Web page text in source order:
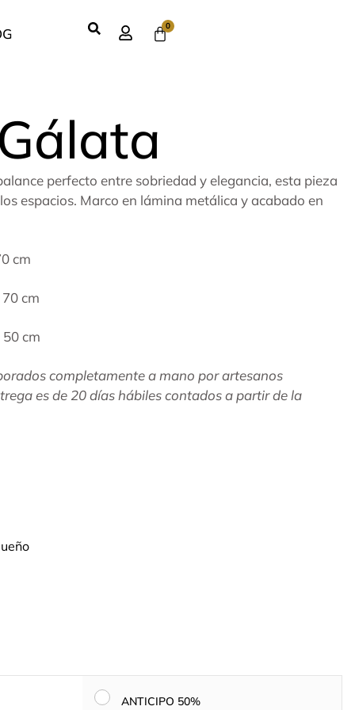
0
perfecto entre sobriedad y elegancia, esta pieza
espacios. Marco en lámina metálica y acabado en
cm
cm
cm
completamente a mano por artesanos
es de 20 días hábiles contados a partir de la
ANTICIPO 50%